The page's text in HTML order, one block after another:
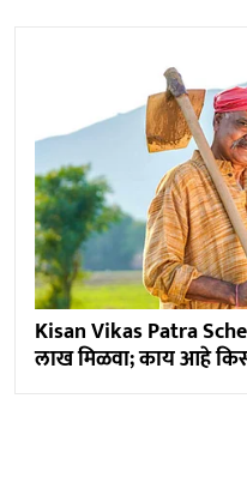
Kisan Vikas Patra
लाख मिळवा; काय आहे